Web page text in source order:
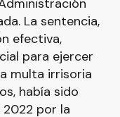
La sentencia,
efectiva,
para ejercer
multa irrisoria
había sido
por la